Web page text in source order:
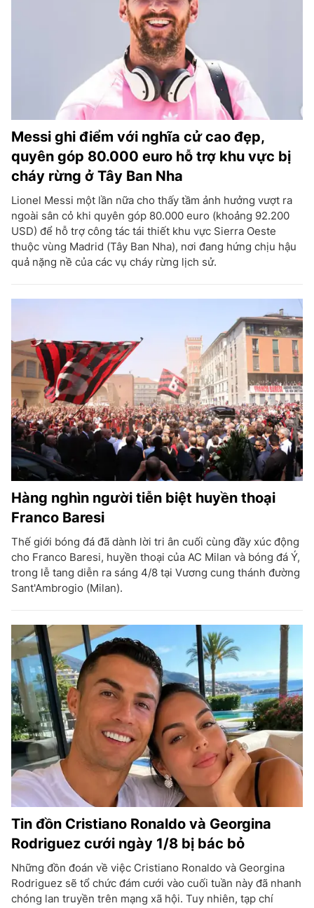
Messi ghi điểm với nghĩa cử cao đẹp,
quyên góp 80.000 euro hỗ trợ khu vực bị
cháy rừng ở Tây Ban Nha
Lionel Messi một lần nữa cho thấy tầm ảnh hưởng vượt ra
ngoài sân cỏ khi quyên góp 80.000 euro (khoảng 92.200
USD) để hỗ trợ công tác tái thiết khu vực Sierra Oeste
thuộc vùng Madrid (Tây Ban Nha), nơi đang hứng chịu hậu
quả nặng nề của các vụ cháy rừng lịch sử.
Hàng nghìn người tiễn biệt huyền thoại
Franco Baresi
Thế giới bóng đá đã dành lời tri ân cuối cùng đầy xúc động
cho Franco Baresi, huyền thoại của AC Milan và bóng đá Ý,
trong lễ tang diễn ra sáng 4/8 tại Vương cung thánh đường
Sant'Ambrogio (Milan).
Tin đồn Cristiano Ronaldo và Georgina
Rodriguez cưới ngày 1/8 bị bác bỏ
Những đồn đoán về việc Cristiano Ronaldo và Georgina
Rodriguez sẽ tổ chức đám cưới vào cuối tuần này đã nhanh
chóng lan truyền trên mạng xã hội. Tuy nhiên, tạp chí